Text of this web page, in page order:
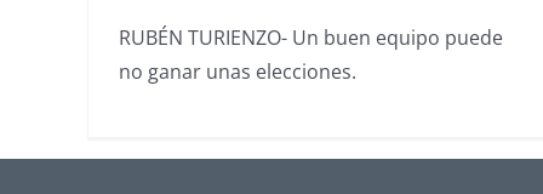
RUBÉN TURIENZO- Un buen equipo puede
no ganar unas elecciones.